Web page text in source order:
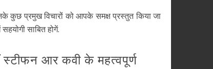
प्रमुख विचारों को आपके समक्ष प्रस्तुत किया जा
साबित होगें.
स्टीफन आर कवी के महत्वपूर्ण